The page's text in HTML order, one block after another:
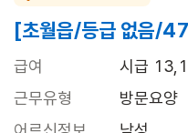
[초월읍/등급 없음/
급여
시급
근무유형
방문요양